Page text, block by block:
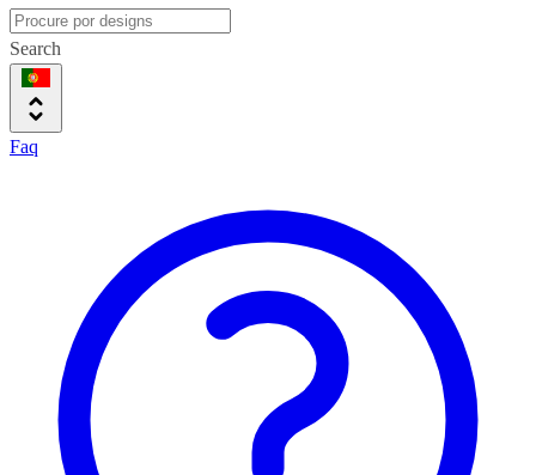
Search
Faq